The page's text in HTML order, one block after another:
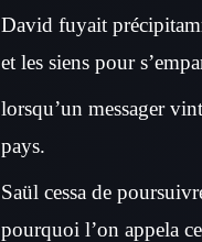
David fuyait
et les siens pour
lorsqu’un messager
pays.
Saül cessa de
pourquoi l’on appela